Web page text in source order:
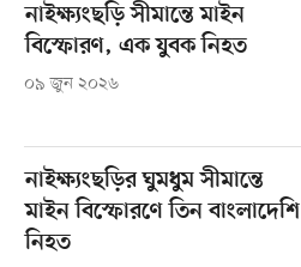
নাইক্ষ্যংছড়ি সীমান্তে মাইন
বিস্ফোরণ, এক যুবক নিহত
০৯ জুন ২০২৬
নাইক্ষ্যংছড়ির ঘুমধুম সীমান্তে
মাইন বিস্ফোরণে তিন বাংলাদেশি
নিহত